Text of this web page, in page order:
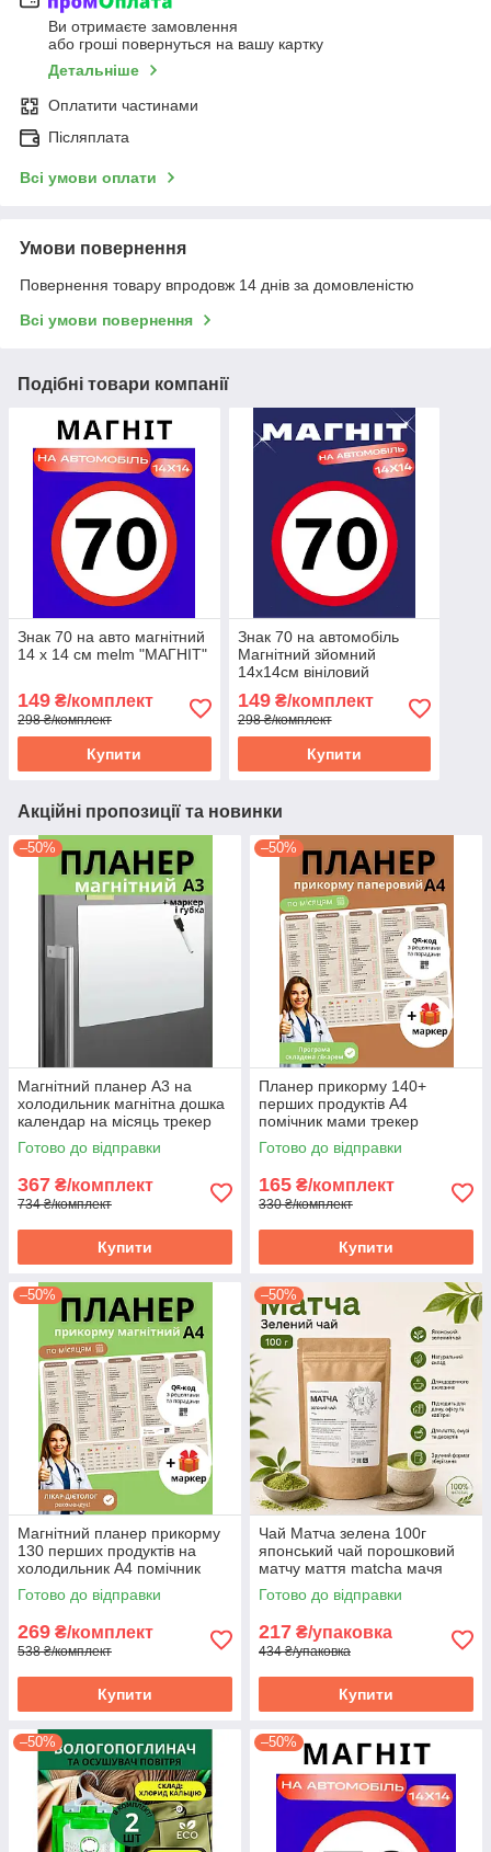
Ви отримаєте замовлення
або гроші повернуться на вашу картку
Детальніше
Оплатити частинами
Післяплата
Всі умови оплати
Умови повернення
Повернення товару впродовж 14 днів за домовленістю
Всі умови повернення
Подібні товари компанії
Знак 70 на авто магнітний
14 х 14 см melm "МАГНІТ"
149 ₴/комплект
298 ₴/комплект
Купити
Знак 70 на автомобіль
Магнітний зйомний
14х14см вініловий
149₴/комплект
298 ₴/комплект
Купити
Акційні пропозиції та новинки
–50%
Магнітний планер А3 на
холодильник магнітна дошка
календар на місяць трекер
розклад уроків список справ
нотаток 42x30 см
Готово до відправки
367 ₴/комплект
734 ₴/комплект
Купити
–50%
Планер прикорму 140+
перших продуктів А4
помічник мами трекер
введення харчування БЕЗ
МАГНІТУ картон
Готово до відправки
165 ₴/комплект
330 ₴/комплект
Купити
–50%
Магнітний планер прикорму
130 перших продуктів на
холодильник А4 помічник
мами трекер введення
харчування
Готово до відправки
269 ₴/комплект
538 ₴/комплект
Купити
–50%
Чай Матча зелена 100г
японський чай порошковий
матчу маття matcha мачя
Готово до відправки
217 ₴/упаковка
434 ₴/упаковка
Купити
–50% –50%